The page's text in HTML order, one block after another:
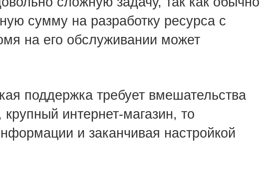
сумму на разработку ресурса с
на его обслуживании может
поддержка требует вмешательства
интернет-магазин, то
и заканчивая настройкой